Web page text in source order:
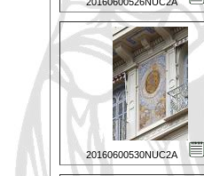
20160600530NUC2A